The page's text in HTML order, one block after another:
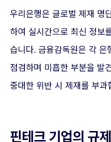
우리은행은 글로벌 제재 명
하여 실시간으로 최신 정보
습니다. 금융감독원은 각
점검하며 미흡한 부분을 발
중대한 위반 시 제재를 부과
핀테크 기업의 규